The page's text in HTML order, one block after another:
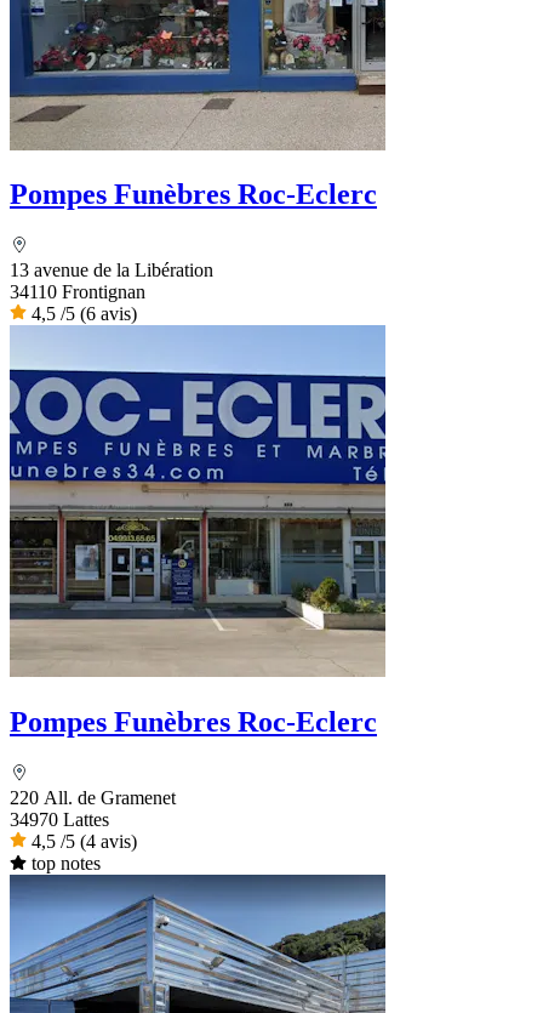
Pompes Funèbres Roc-Eclerc
13 avenue de la Libération
34110 Frontignan
4,5 /5 (6 avis)
Pompes Funèbres Roc-Eclerc
220 All. de Gramenet
34970 Lattes
4,5 /5 (4 avis)
top notes